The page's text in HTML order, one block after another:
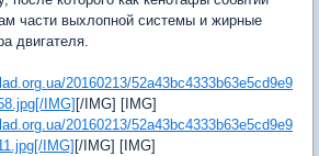
части выхлопной системы и жирные
двигателя.
20160213/52a43bc4333b63e5cd9e9
IMG] [/IMG] [IMG]
20160213/52a43bc4333b63e5cd9e9
IMG] [/IMG] [IMG]